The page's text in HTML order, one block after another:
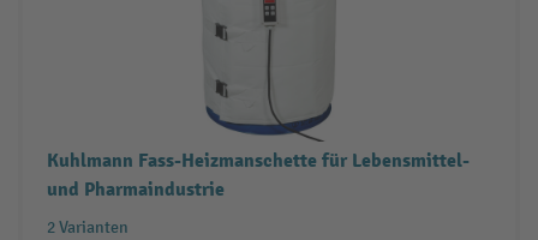
Kuhlmann Fass-Heizmanschette für Lebensmittel-
und Pharmaindustrie
2 Varianten